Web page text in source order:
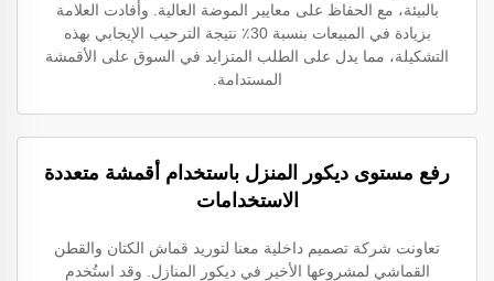
بالبيئة، مع الحفاظ على معايير الموضة العالية. وأفادت العلامة
بزيادة في المبيعات بنسبة 30٪ نتيجة الترحيب الإيجابي بهذه
التشكيلة، مما يدل على الطلب المتزايد في السوق على الأقمشة
المستدامة.
رفع مستوى ديكور المنزل باستخدام أقمشة متعددة
الاستخدامات
تعاونت شركة تصميم داخلية معنا لتوريد قماش الكتان والقطن
القماشي لمشروعها الأخير في ديكور المنازل. وقد استُخدم